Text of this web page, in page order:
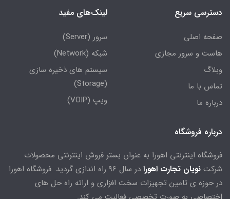
دسترسی سریع
صفحه اصلی
هاست و سرور مجازی
وبلاگ
تماس با ما
درباره ما
لینک‌های مفید
سرور (Server)
شبکه (Network)
سیستم های ذخیره سازی
(Storage)
ویپ (VOIP)
درباره فروشگاه
فروشگاه اینترنتی اهورا به عنوان بستر فروش اینترنتی محصولات
شرکت نویان تجارت اهورا
در سال 96 راه اندازی گردید. فروشگاه اهورا
در حوزه ی تامین تجهیزات سخت افزاری و ارائه راه حل های